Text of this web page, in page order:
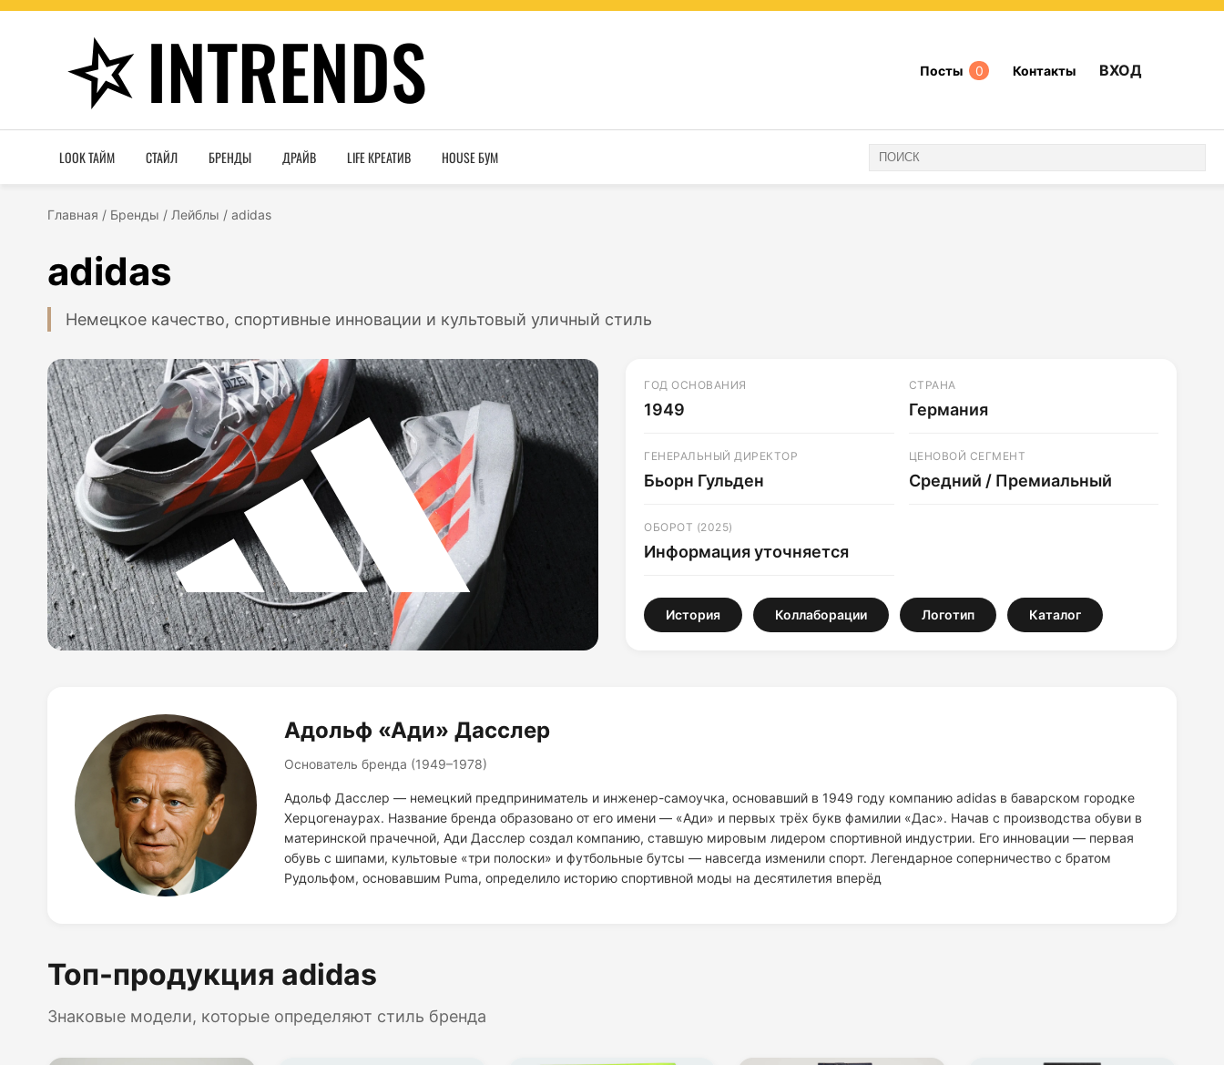
INTRENDS Посты 0 Контакты ВХОД
LOOK ТАЙМ СТАЙЛ БРЕНДЫ ДРАЙВ LIFE КРЕАТИВ HOUSE БУМ
Главная / Бренды / Лейблы / adidas
adidas
Немецкое качество, спортивные инновации и культовый уличный стиль
ГОД ОСНОВАНИЯ
1949
СТРАНА
Германия
ГЕНЕРАЛЬНЫЙ ДИРЕКТОР
Бьорн Гульден
ЦЕНОВОЙ СЕГМЕНТ
Средний / Премиальный
ОБОРОТ (2025)
Информация уточняется
История Коллаборации Логотип Каталог
Адольф «Ади» Дасслер
Основатель бренда (1949–1978)
Адольф Дасслер — немецкий предприниматель и инженер-самоучка, основавший в 1949 году компанию adidas в баварском городке
Херцогенаурах. Название бренда образовано от его имени — «Ади» и первых трёх букв фамилии «Дас». Начав с производства обуви в
материнской прачечной, Ади Дасслер создал компанию, ставшую мировым лидером спортивной индустрии. Его инновации — первая
обувь с шипами, культовые «три полоски» и футбольные бутсы — навсегда изменили спорт. Легендарное соперничество с братом
Рудольфом, основавшим Puma, определило историю спортивной моды на десятилетия вперёд
Топ-продукция adidas
Знаковые модели, которые определяют стиль бренда